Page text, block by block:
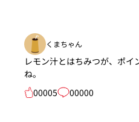
くまちゃん
レモン汁とはちみつが、ポ
ね。
00005
00000